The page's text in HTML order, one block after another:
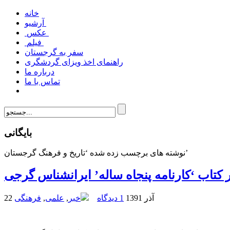
خانه
سفر به گرجستان
راهنمای اخذ ویزای گردشگری
درباره ما
تماس با ما
بایگانی
نوشته های برچسب زده شده ‘تاریخ و فرهنگ گرجستان’
کتاب ‘کارنامه پنجاه ساله’ ایرانشناس گرجی
22 آذر 1391 1 دیدگاه خبر , علمی, فرهنگی